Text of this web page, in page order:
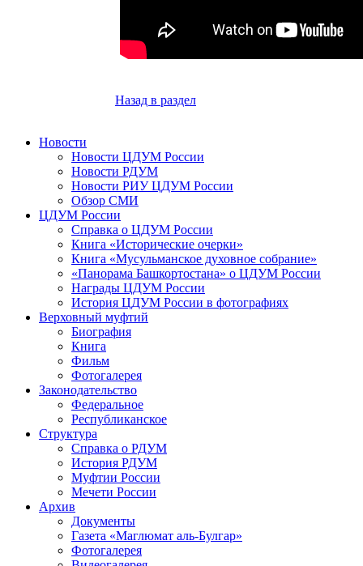
Назад в раздел
Новости
Новости ЦДУМ России
Новости РДУМ
Новости РИУ ЦДУМ России
Обзор СМИ
ЦДУМ России
Справка о ЦДУМ России
Книга «Исторические очерки»
Книга «Мусульманское духовное собрание»
«Панорама Башкортостана» о ЦДУМ России
Награды ЦДУМ России
История ЦДУМ России в фотографиях
Верховный муфтий
Биография
Книга
Фильм
Фотогалерея
Законодательство
Федеральное
Республиканское
Структура
Справка о РДУМ
История РДУМ
Муфтии России
Мечети России
Архив
Документы
Газета «Маглюмат аль-Булгар»
Фотогалерея